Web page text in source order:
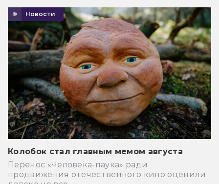
Новости
Колобок стал главным мемом августа
Перенос «Человека-паука» ради
продвижения отечественного кино оценили